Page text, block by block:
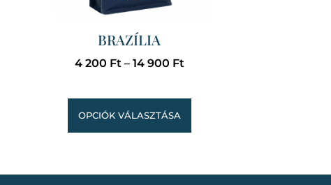
BRAZÍLIA
4 200 Ft – 14 900 Ft
OPCIÓK VÁLASZTÁSA